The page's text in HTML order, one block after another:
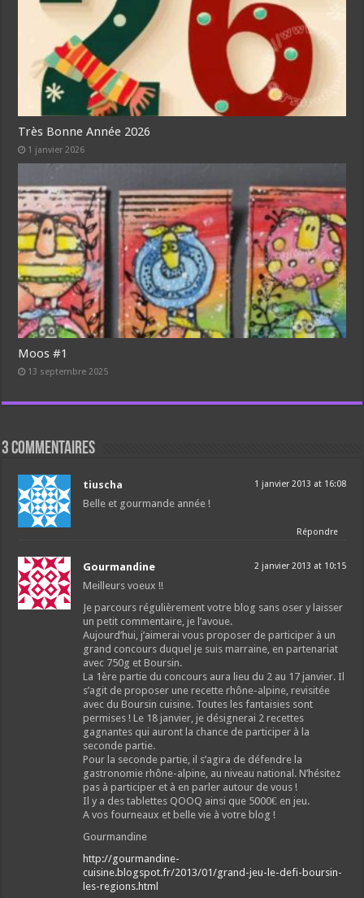
Très Bonne Année 2026
1 janvier 2026
Moos #1
13 septembre 2025
3 commentaires
tiuscha 1 janvier 2013 at 16:08
Belle et gourmande année !
Répondre
Gourmandine 2 janvier 2013 at 10:15
Meilleurs voeux !!
Je parcours régulièrement votre blog sans oser y laisser
un petit commentaire, je l’avoue.
Aujourd’hui, j’aimerai vous proposer de participer à un
grand concours duquel je suis marraine, en partenariat
avec 750g et Boursin.
La 1ère partie du concours aura lieu du 2 au 17 janvier. Il
s’agit de proposer une recette rhône-alpine, revisitée
avec du Boursin cuisine. Toutes les fantaisies sont
permises ! Le 18 janvier, je désignerai 2 recettes
gagnantes qui auront la chance de participer à la
seconde partie.
Pour la seconde partie, il s’agira de défendre la
gastronomie rhône-alpine, au niveau national. N’hésitez
pas à participer et à en parler autour de vous !
Il y a des tablettes QOOQ ainsi que 5000€ en jeu.
A vos fourneaux et belle vie à votre blog !
Gourmandine
http://gourmandine-
cuisine.blogspot.fr/2013/01/grand-jeu-le-defi-boursin-
les-regions.html